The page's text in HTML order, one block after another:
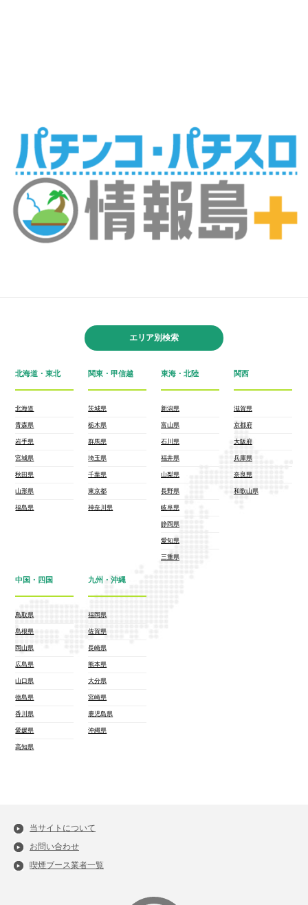
エリア別検索
北海道・東北
北海道
青森県
岩手県
宮城県
秋田県
山形県
福島県
関東・甲信越
茨城県
栃木県
群馬県
埼玉県
千葉県
東京都
神奈川県
東海・北陸
新潟県
富山県
石川県
福井県
山梨県
長野県
岐阜県
静岡県
愛知県
三重県
関西
滋賀県
京都府
大阪府
兵庫県
奈良県
和歌山県
中国・四国
鳥取県
島根県
岡山県
広島県
山口県
徳島県
香川県
愛媛県
高知県
九州・沖縄
福岡県
佐賀県
長崎県
熊本県
大分県
宮崎県
鹿児島県
沖縄県
当サイトについて
お問い合わせ
喫煙ブース業者一覧